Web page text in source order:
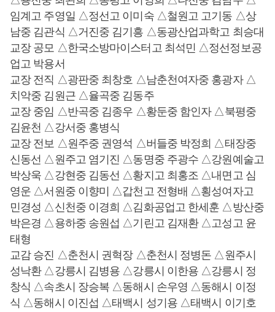
임계고 주영일 △정선고 이미숙 △철원고 고기동 △상
남중 김관식 △거진중 김기흥 △동광산업과학고 최승대
교장 공모 △한국소방마이스터고 최석민 △정선정보공
업고 박용서
교장 전직 △광판중 최창호 △남춘천여자중 홍광자 △
치악중 김원근 △율곡중 김동주
교장 중임 △반곡중 김종우 △황둔중 함인자 △북평중
김윤천 △강서중 홍병식
교장 전보 △원주중 권영석 △버들중 박정희 △태장중
신동선 △원주고 염기진 △동명중 주광수 △강원예술고
박상욱 △강현중 김동선 △황지고 최홍조 △내면고 심
영운 △서원중 이향미 △갑천고 전형배 △횡성여자고
민경성 △신천중 이경희 △김화공업고 한세훈 △방산중
박은경 △용하중 송원섭 △기린고 김재환 △고성고 윤
태형
교감 승진 △춘천시 권혁장 △춘천시 정병돈 △원주시
성낙환 △강릉시 김병용 △강릉시 이한용 △강릉시 정
창식 △속초시 장승복 △동해시 손우영 △동해시 이정
식 △동해시 이진섭 △태백시 성기용 △태백시 이기호